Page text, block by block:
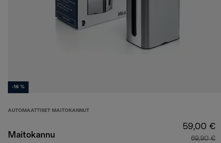
-16 %
AUTOMAATTISET MAITOKANNUT
Maitokannu
59,00 €
69,90 €